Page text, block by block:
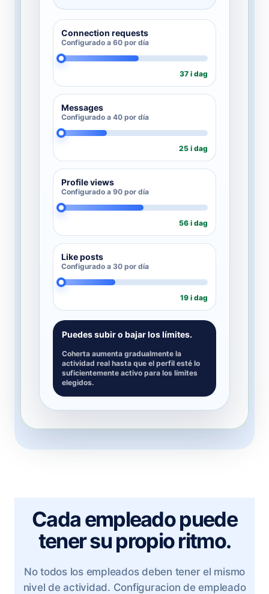
Connection requests
Configurado a 60 por día
37 i dag
Messages
Configurado a 40 por día
25 i dag
Profile views
Configurado a 90 por día
56 i dag
Like posts
Configurado a 30 por día
19 i dag
Puedes subir o bajar los límites.
Coherta aumenta gradualmente la
actividad real hasta que el perfil esté lo
suficientemente activo para los límites
elegidos.
Cada empleado puede
tener su propio ritmo.
No todos los empleados deben tener el mismo
nivel de actividad. Configuracion de empleado